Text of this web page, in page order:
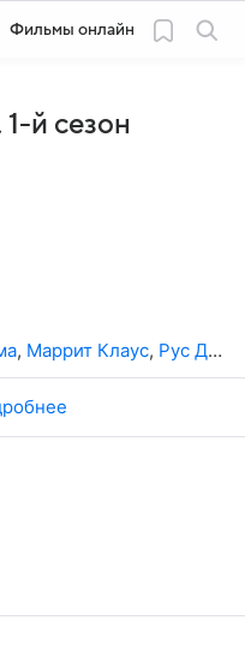
Фильмы онлайн
й сезон
, Маррит Клаус, Рус Дикманн